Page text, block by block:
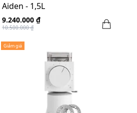
Aiden - 1,5L
9.240.000 ₫
10.500.000 ₫
Giảm giá